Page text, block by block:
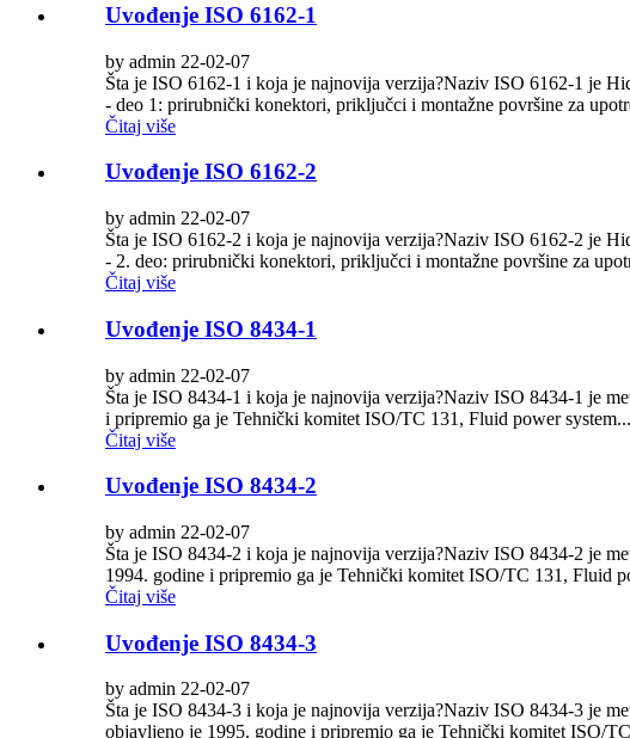
Uvođenje ISO 6162-1
by admin 22-02-07
Šta je ISO 6162-1 i koja je najnovija verzija?Naziv ISO 6162-1 je
- deo 1: prirubnički konektori, priključci i montažne površine za
Čitaj više
Uvođenje ISO 6162-2
by admin 22-02-07
Šta je ISO 6162-2 i koja je najnovija verzija?Naziv ISO 6162-2 je
- 2. deo: prirubnički konektori, priključci i montažne površine za
Čitaj više
Uvođenje ISO 8434-1
by admin 22-02-07
Šta je ISO 8434-1 i koja je najnovija verzija?Naziv ISO 8434-1 je
i pripremio ga je Tehnički komitet ISO/TC 131, Fluid power system...
Čitaj više
Uvođenje ISO 8434-2
by admin 22-02-07
Šta je ISO 8434-2 i koja je najnovija verzija?Naziv ISO 8434-2 je
1994. godine i pripremio ga je Tehnički komitet ISO/TC 131, Fluid
Čitaj više
Uvođenje ISO 8434-3
by admin 22-02-07
Šta je ISO 8434-3 i koja je najnovija verzija?Naziv ISO 8434-3 je
objavljeno je 1995. godine i pripremio ga je Tehnički komitet ISO/